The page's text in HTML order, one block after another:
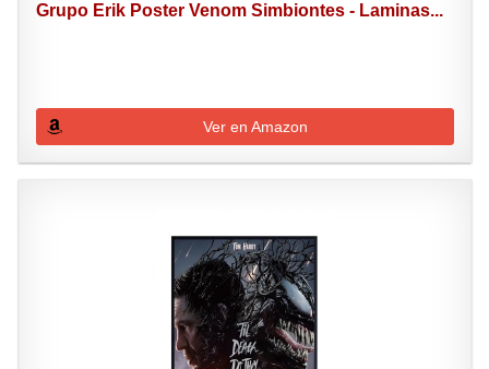
Grupo Erik Poster Venom Simbiontes - Laminas...
Ver en Amazon